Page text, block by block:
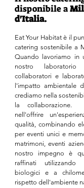
disponibile a
d'Italia.
Eat Your Habitat è il
catering sostenibile a
Quando lavoriamo in
nostro
collaboratori e
l'impatto ambientale
crediamo nella
la collaborazione.
nell'offrire
qualità, combinando
per eventi unici e
matrimoni, eventi
nostro impegno è
raffinati utilizzando
biologici e a
rispetto dell'ambiente